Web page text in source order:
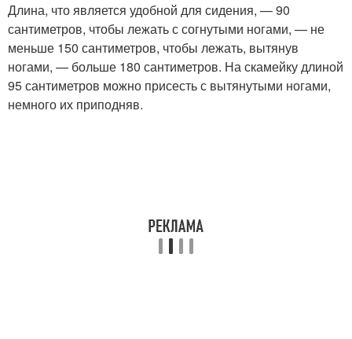
Длина, что является удобной для сидения, — 90
сантиметров, чтобы лежать с согнутыми ногами, — не
меньше 150 сантиметров, чтобы лежать, вытянув
ногами, — больше 180 сантиметров. На скамейку длиной
95 сантиметров можно присесть с вытянутыми ногами,
немного их приподняв.